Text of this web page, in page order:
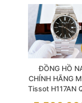
ĐỒNG HỒ
CHÍNH HÃNG
Tissot H117AN